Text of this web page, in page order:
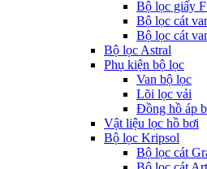
Bộ lọc giấy
Bộ lọc cát
Bộ lọc cát
Bộ lọc Astral
Phụ kiện bộ lọc
Van bộ lọc
Lõi lọc vải
Đồng hồ áp
Vật liệu lọc hồ bơi
Bộ lọc Kripsol
Bộ lọc cát